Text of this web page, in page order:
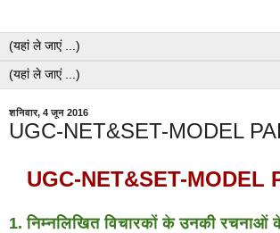
शनिवार, 4 जून 2016
UGC-NET&SET-MODEL
UGC-NET&SET-MODEL
1. निम्नलिखित विचारकों के उनकी